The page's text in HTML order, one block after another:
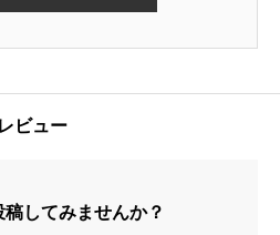
レビュー
稿してみませんか？